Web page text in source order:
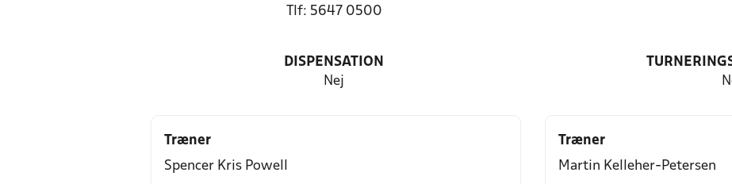
Tlf: 5647 0500
DISPENSATION
Nej
Træner
Spencer Kris Powell
Træner
Martin Kelleher-Petersen